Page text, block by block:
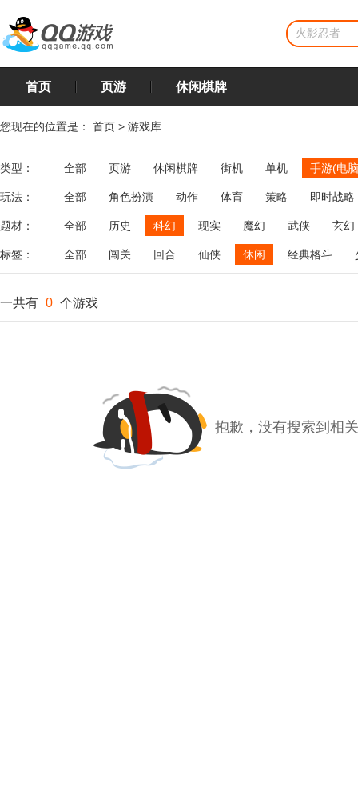
首页 页游 休闲棋牌
您现在的位置是： 首页 > 游戏库
类型： 全部 页游 休闲棋牌 街机 单机 手游(电
玩法： 全部 角色扮演 动作 体育 策略
即时战略
飞行
恋爱 第三人称射击 棋类 牌类 麻将
题材： 全部 历史 科幻 现实 魔幻 武侠 玄幻
标签： 全部 闯关 回合 仙侠 休闲 经典格斗
一共有 0 个游戏
抱歉，没有搜索到相